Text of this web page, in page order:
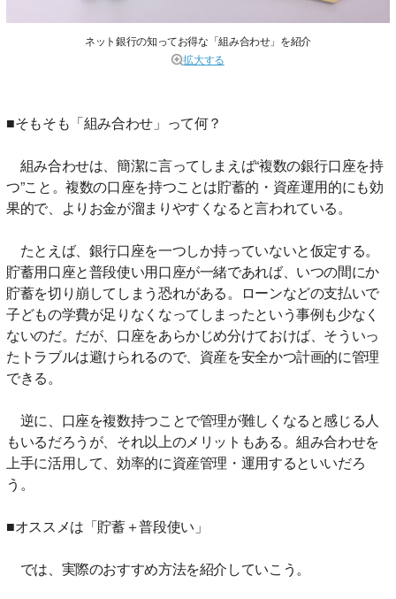
ネット銀行の知ってお得な「組み合わせ」を紹介
拡大する
■そもそも「組み合わせ」って何？
組み合わせは、簡潔に言ってしまえば“複数の銀行口座を持
つ”こと。複数の口座を持つことは貯蓄的・資産運用的にも効
果的で、よりお金が溜まりやすくなると言われている。
たとえば、銀行口座を一つしか持っていないと仮定する。
貯蓄用口座と普段使い用口座が一緒であれば、いつの間にか
貯蓄を切り崩してしまう恐れがある。ローンなどの支払いで
子どもの学費が足りなくなってしまったという事例も少なく
ないのだ。だが、口座をあらかじめ分けておけば、そういっ
たトラブルは避けられるので、資産を安全かつ計画的に管理
できる。
逆に、口座を複数持つことで管理が難しくなると感じる人
もいるだろうが、それ以上のメリットもある。組み合わせを
上手に活用して、効率的に資産管理・運用するといいだろ
う。
■オススメは「貯蓄＋普段使い」
では、実際のおすすめ方法を紹介していこう。